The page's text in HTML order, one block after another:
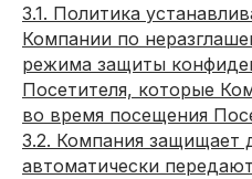
3.1. Политика
Компании по
режима защиты
Посетителя, которые
во время посещения
3.2. Компания защищает
автоматически